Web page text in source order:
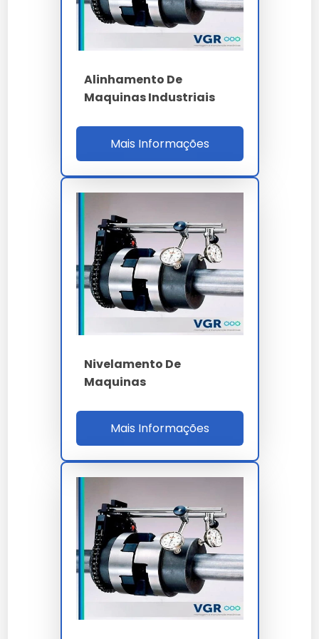
Como garantir a durabilidade de
nivelamento de maquinas
industriais?
A conservação depende de boas práticas de
armazenamento e uso conforme a ficha técnica
oficial fornecida por nossa empresa.
Como solicitar uma proposta
em larga escala?
Para demandas industriais de nivelamento de
maquinas industriais, basta encaminhar sua
necessidade via formulário no site para nossa equipe.
Qual o diferencial de
nivelamento de maquinas
Nossas soluções passam por rigorosos controles,
Ao nos escolher, você opta por um parceiro que
entende a importância crítica do nivelamento de
maquinas industriais para o sucesso do seu projeto.
maquinas industriaisprolonga a vida útil e evita
paradas desnecessárias na sua linha de produção.
Investir em nivelamento de maquinas industriais
investir na continuidade da sua operação com alto
padrão de qualidade.
Lembramos que o uso denivelamento de maquinas
industriaisem desacordo com as normas técnicas
Alinhamento De
Maquinas Industriais
Mais Informações
Nivelamento De
Maquinas
Mais Informações